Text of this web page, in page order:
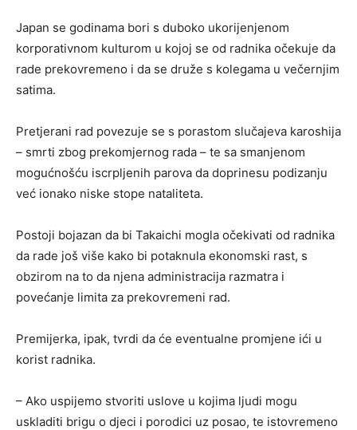
Japan se godinama bori s duboko ukorijenjenom
korporativnom kulturom u kojoj se od radnika očekuje da
rade prekovremeno i da se druže s kolegama u večernjim
satima.
Pretjerani rad povezuje se s porastom slučajeva karoshija
– smrti zbog prekomjernog rada – te sa smanjenom
mogućnošću iscrpljenih parova da doprinesu podizanju
već ionako niske stope nataliteta.
Postoji bojazan da bi Takaichi mogla očekivati od radnika
da rade još više kako bi potaknula ekonomski rast, s
obzirom na to da njena administracija razmatra i
povećanje limita za prekovremeni rad.
Premijerka, ipak, tvrdi da će eventualne promjene ići u
korist radnika.
– Ako uspijemo stvoriti uslove u kojima ljudi mogu
uskladiti brigu o djeci i porodici uz posao, te istovremeno